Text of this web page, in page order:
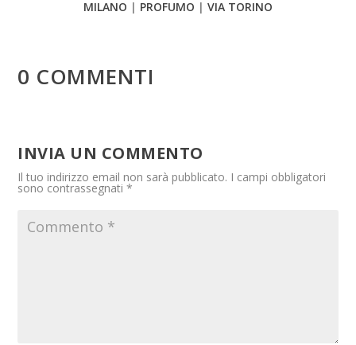
MILANO | PROFUMO | VIA TORINO
0 COMMENTI
INVIA UN COMMENTO
Il tuo indirizzo email non sarà pubblicato. I campi obbligatori
sono contrassegnati*